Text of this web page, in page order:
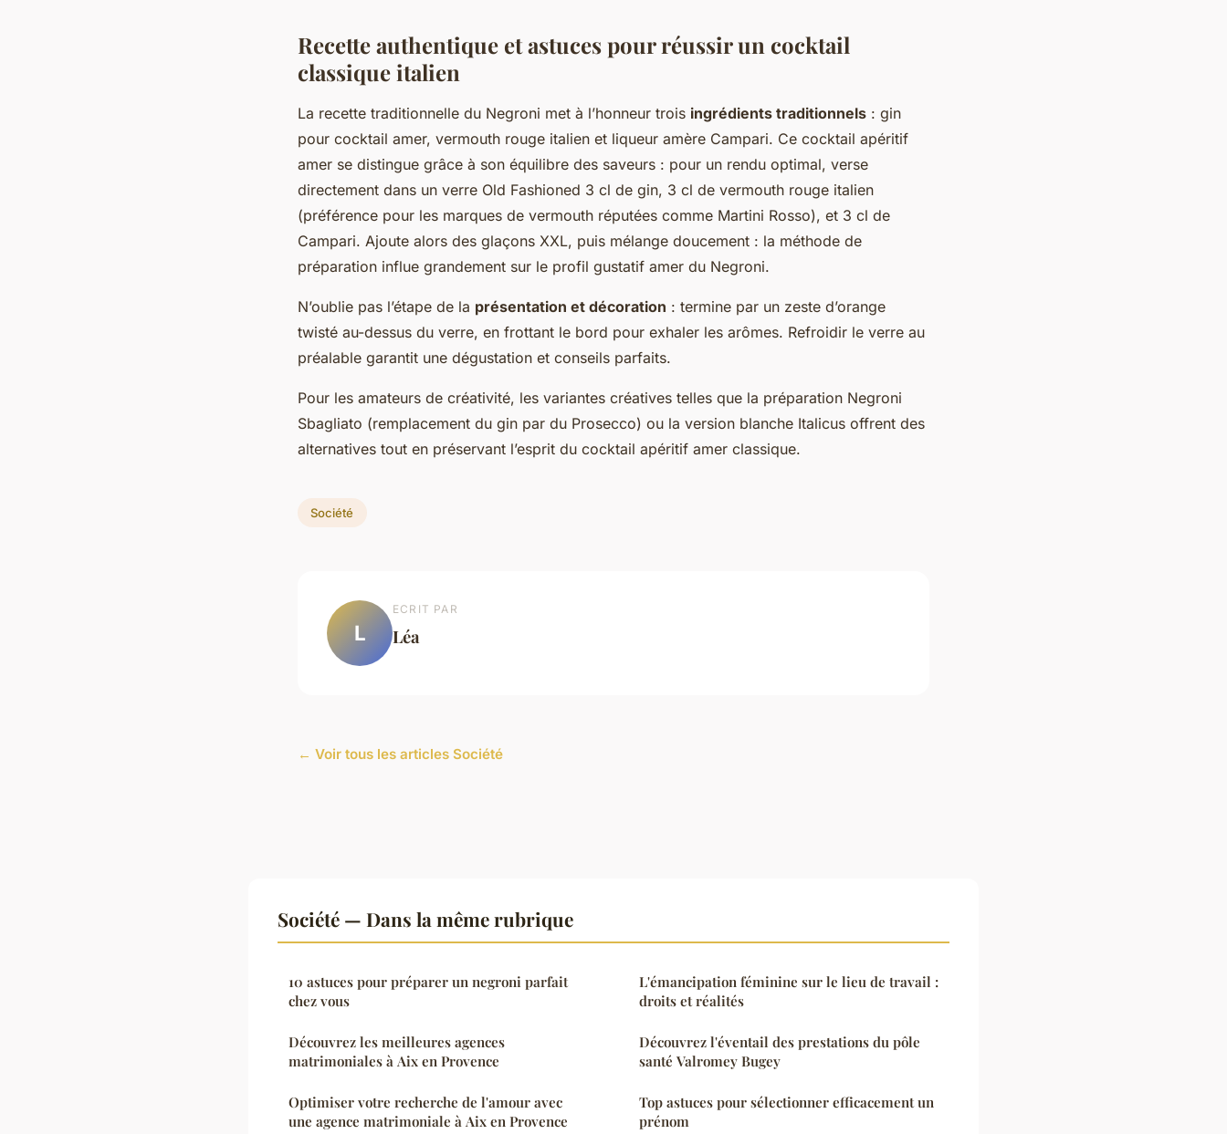
Recette authentique et astuces pour réussir un cocktail
classique italien
La recette traditionnelle du Negroni met à l’honneur trois ingrédients traditionnels : gin
pour cocktail amer, vermouth rouge italien et liqueur amère Campari. Ce cocktail apéritif
amer se distingue grâce à son équilibre des saveurs : pour un rendu optimal, verse
directement dans un verre Old Fashioned 3 cl de gin, 3 cl de vermouth rouge italien
(préférence pour les marques de vermouth réputées comme Martini Rosso), et 3 cl de
Campari. Ajoute alors des glaçons XXL, puis mélange doucement : la méthode de
préparation influe grandement sur le profil gustatif amer du Negroni.
N’oublie pas l’étape de la présentation et décoration : termine par un zeste d’orange
twisté au-dessus du verre, en frottant le bord pour exhaler les arômes. Refroidir le verre au
préalable garantit une dégustation et conseils parfaits.
Pour les amateurs de créativité, les variantes créatives telles que la préparation Negroni
Sbagliato (remplacement du gin par du Prosecco) ou la version blanche Italicus offrent des
alternatives tout en préservant l’esprit du cocktail apéritif amer classique.
Société
L
ECRIT PAR
Léa
← Voir tous les articles Société
Société — Dans la même rubrique
10 astuces pour préparer un negroni parfait
chez vous
Découvrez les meilleures agences
matrimoniales à Aix en Provence
Optimiser votre recherche de l'amour avec
une agence matrimoniale à Aix en Provence
L'émancipation féminine sur le lieu de travail :
droits et réalités
Découvrez l'éventail des prestations du pôle
santé Valromey Bugey
Top astuces pour sélectionner efficacement un
prénom